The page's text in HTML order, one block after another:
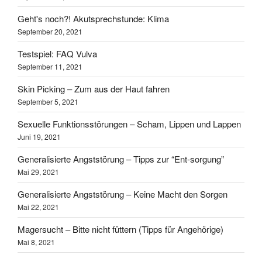
Geht's noch?! Akutsprechstunde: Klima
September 20, 2021
Testspiel: FAQ Vulva
September 11, 2021
Skin Picking – Zum aus der Haut fahren
September 5, 2021
Sexuelle Funktionsstörungen – Scham, Lippen und Lappen
Juni 19, 2021
Generalisierte Angststörung – Tipps zur “Ent-sorgung”
Mai 29, 2021
Generalisierte Angststörung – Keine Macht den Sorgen
Mai 22, 2021
Magersucht – Bitte nicht füttern (Tipps für Angehörige)
Mai 8, 2021